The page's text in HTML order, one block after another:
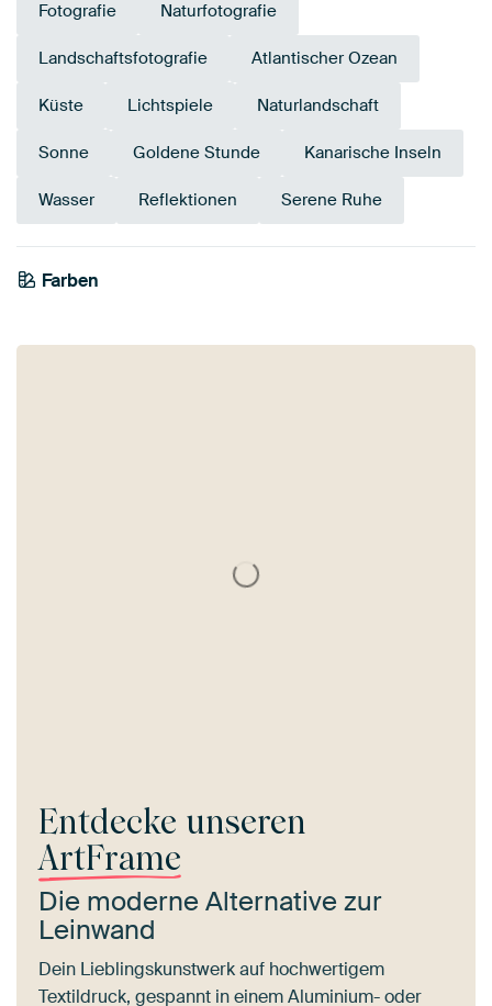
Fotografie Naturfotografie
Landschaftsfotografie Atlantischer Ozean
Küste Lichtspiele Naturlandschaft
Sonne Goldene Stunde Kanarische Inseln
Wasser Reflektionen Serene Ruhe
Farben
Braun
Gold
Entdecke unseren
ArtFrame
Die moderne Alternative zur
Leinwand
Dein Lieblingskunstwerk auf hochwertigem
Textildruck, gespannt in einem Aluminium- oder